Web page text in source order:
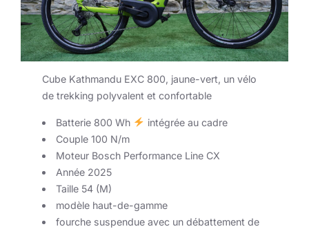
Cube Kathmandu EXC 800, jaune-vert, un vélo
de trekking polyvalent et confortable
Batterie 800 Wh
​ intégrée au cadre
Couple 100 N/m
Moteur Bosch Performance Line CX
Année 2025
Taille 54 (M)
modèle haut-de-gamme
fourche suspendue avec un débattement de